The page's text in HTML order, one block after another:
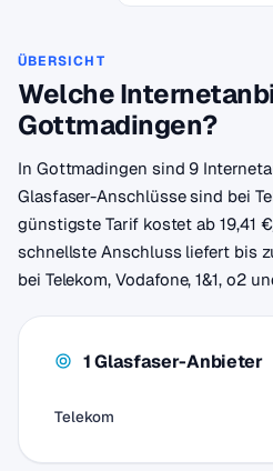
ÜBERSICHT
Welche
Gottmadingen?
In Gottmadingen sind 9
Glasfaser-Anschlüsse sind bei
günstigste Tarif kostet ab 19,41
schnellste Anschluss liefert bis
bei Telekom, Vodafone, 1&1, o2
1 Glasfaser-Anbieter
Telekom